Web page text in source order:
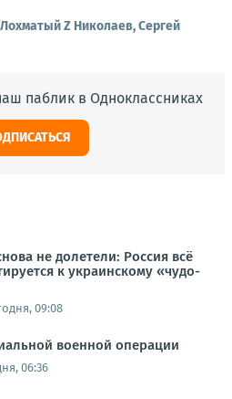
Z Николаев, Сергей
паблик в Одноклассниках
не долетели: Россия всё
к украинскому «чудо-
09:08
военной операции
06:36